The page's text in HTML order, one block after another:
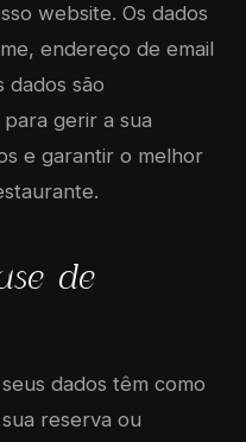
website. Os dados
endereço de email
dados são
gerir a sua
e garantir o melhor
de
dados têm como
reserva ou